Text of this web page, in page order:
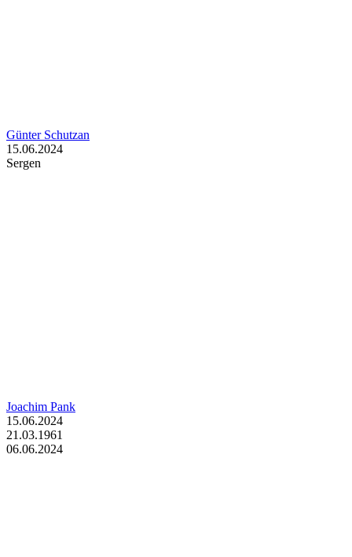
Günter Schutzan
15.06.2024
Sergen
Joachim Pank
15.06.2024
21.03.1961
06.06.2024